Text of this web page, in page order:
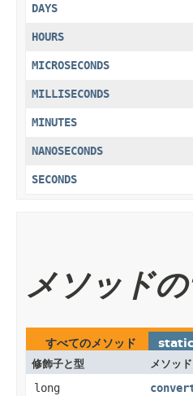
DAYS
HOURS
MICROSECONDS
MILLISECONDS
MINUTES
NANOSECONDS
SECONDS
メソッド
すべてのメソッド static
修飾子と型 メソッド
long